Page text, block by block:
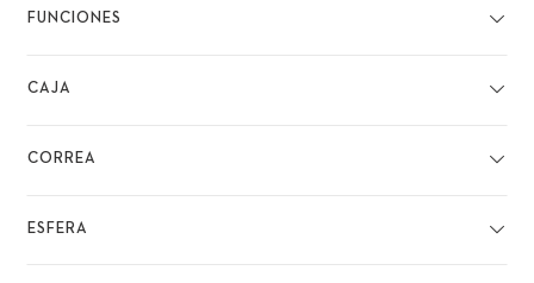
FUNCIONES
CAJA
CORREA
ESFERA